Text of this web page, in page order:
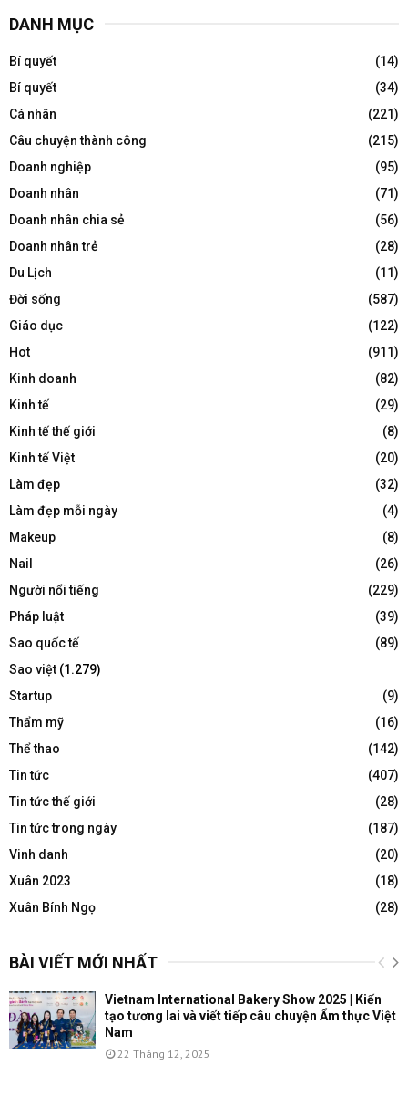
DANH MỤC
Bí quyết
(14)
Bí quyết
(34)
Cá nhân
(221)
Câu chuyện thành công
(215)
Doanh nghiệp
(95)
Doanh nhân
(71)
Doanh nhân chia sẻ
(56)
Doanh nhân trẻ
(28)
Du Lịch
(11)
Đời sống
(587)
Giáo dục
(122)
Hot
(911)
Kinh doanh
(82)
Kinh tế
(29)
Kinh tế thế giới
(8)
Kinh tế Việt
(20)
Làm đẹp
(32)
Làm đẹp mỗi ngày
(4)
Makeup
(8)
Nail
(26)
Người nổi tiếng
(229)
Pháp luật
(39)
Sao quốc tế
(89)
Sao việt (1.279)
Startup
(9)
Thẩm mỹ
(16)
Thể thao
(142)
Tin tức
(407)
Tin tức thế giới
(28)
Tin tức trong ngày
(187)
Vinh danh
(20)
Xuân 2023
(18)
Xuân Bính Ngọ
(28)
BÀI VIẾT MỚI NHẤT
Vietnam International Bakery Show 2025 | Kiến
tạo tương lai và viết tiếp câu chuyện Ẩm thực Việt
Nam
22 Tháng 12, 2025